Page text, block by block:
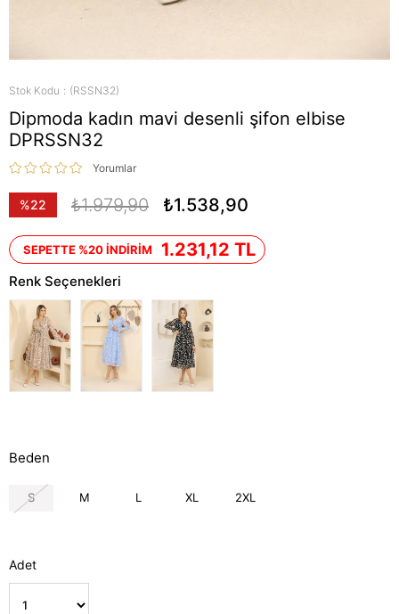
Stok Kodu (RSSN32)
Dipmoda kadın mavi desenli şifon elbise
DPRSSN32
Yorumlar
%22
₺1.979,90 ₺1.538,90
SEPETTE %20 İNDİRİM 1.231,12 TL
Renk Seçenekleri
Beden
S M L XL 2XL
Adet